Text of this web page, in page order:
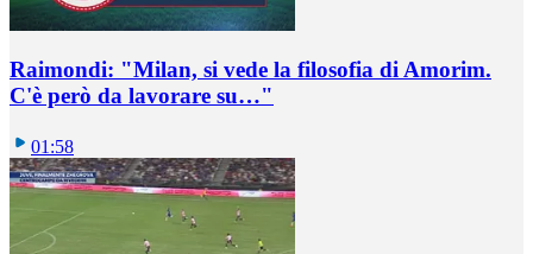
Raimondi: "Milan, si vede la filosofia di Amorim.
C'è però da lavorare su…"
01:58